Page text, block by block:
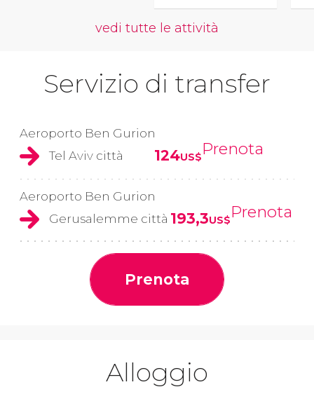
vedi tutte le attività
Servizio di transfer
Aeroporto Ben Gurion
Tel Aviv città
124US$Prenota
Aeroporto Ben Gurion
Gerusalemme città 193,3US$Prenota
Prenota
Alloggio